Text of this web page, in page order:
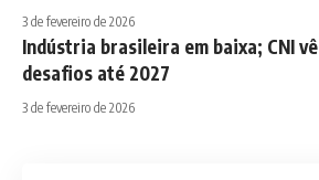
3 de fevereiro de 2026
Indústria brasileira em baixa; CNI vê
desafios até 2027
3 de fevereiro de 2026